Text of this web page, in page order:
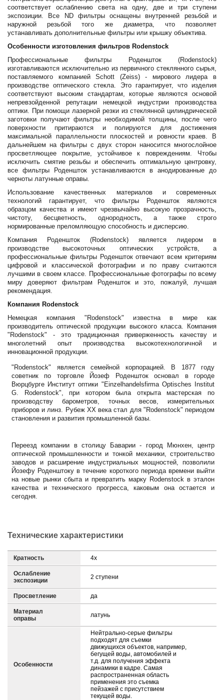
соответствует ослаблению света на одну, две и три ступени
экспозиции. Все ND фильтры оснащены внутренней резьбой и
наружной резьбой того же диаметра, что позволяет
устанавливать дополнительные фильтры или крышку объектива.
Особенности изготовления фильтров Rodenstock
Профессиональные фильтры Роденшток (Rodenstock)
изготавливаются исключительно из первичного стеклянного сырья,
поставляемого компанией Schott (Zeiss) - мирового лидера в
производстве оптического стекла. Это гарантирует, что изделия
соответствуют высоким стандартам, которые являются основой
непревзойденной репутации немецкой индустрии производства
оптики. При помощи лазерной резки из стеклянной цилиндрической
заготовки получают фильтры необходимой толщины, после чего
поверхности притираются и полируются для достижения
максимальной параллельности плоскостей и ровности краев. В
дальнейшем на фильтры с двух сторон наносится многослойное
просветляющее покрытие, устойчивое к повреждениям. Чтобы
исключить смятие резьбы и обеспечить оптимальную центровку,
все фильтры Роденшток устанавливаются в анодированные до
черноты латунные оправы.
Использование качественных материалов и современных
технологий гарантирует, что фильтры Роденшток являются
образцом качества и имеют чрезвычайно высокую прозрачность,
чистоту, бесцветность, однородность, а также строго
нормированные преломляющую способность и дисперсию.
Компания Роденшток (Rodenstock) является лидером в
производстве высокоточных оптических устройств, а
профессиональные фильтры Роденшток отвечают всем критериям
цифровой и классической фотографии и по праву считаются
лучшими в своем классе. Профессиональные фотографы по всему
миру доверяют фильтрам Роденшток и это, пожалуй, лучшая
рекомендация.
Компания Rodenstock
Немецкая компания "Rodenstock" известна в мире как
производитель оптической продукции высокого класса. Компания
"Rodenstock" - это традиционная приверженность качеству и
многолетний опыт производства высокотехнологичной и
инновационной продукции.
"Rodenstock" является семейной корпорацией. В 1877 году
советник по торговле Йозеф Роденшток основал в городе
Вюрцбурге Институт оптики "Einzelhandelsfirma Optisches Institut
G. Rodenstock", при котором была открыта мастерская по
производству барометров, точных весов, измерительных
приборов и линз. Рубеж XX века стал для "Rodenstock" периодом
становления и развития промышленной базы.
Переезд компании в столицу Баварии - город Мюнхен, центр
оптической промышленности и тонкой механики, строительство
заводов и расширение индустриальных мощностей, позволили
Йозефу Роденштоку в течение короткого периода времени выйти
на новые рынки сбыта и превратить марку Rodenstock в эталон
качества и технического прогресса, каковым она остается и
сегодня.
Технические характеристики
Кратность 4х
Ослабление
экспозиции
2 ступени
Просветление да
Материал
оправы
латунь
Особенности
Нейтрально-серые фильтры
подходят для съемки
движущихся объектов, например,
бегущей воды, автомобилей и
т.д. для получения эффекта
динамики в кадре. Самая
распространенная область
применения это съемка
пейзажей с присутствием
текущей воды.